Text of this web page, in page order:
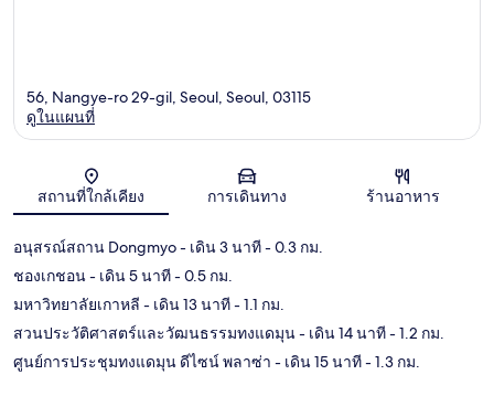
แผนที่
56, Nangye-ro 29-gil, Seoul, Seoul, 03115
ดูในแผนที่
สถานที่ใกล้เคียง การเดินทาง ร้านอาหาร
อนุสรณ์สถาน Dongmyo- เดิน 3 นาที- 0.3 กม.
ชองเกชอน- เดิน 5 นาที- 0.5 กม.
มหาวิทยาลัยเกาหลี - เดิน 13 นาที- 1.1 กม.
สวนประวัติศาสตร์และวัฒนธรรมทงแดมุน- เดิน 14 นาที- 1.2 กม.
ศูนย์การประชุมทงแดมุน ดีไซน์ พลาซ่า - เดิน 15 นาที- 1.3 กม.